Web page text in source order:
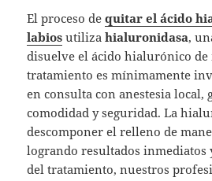
El proceso dequitar el ácido
labios utilizahialuronidasa,
disuelve el ácido hialurónico de
tratamiento es mínimamente
en consulta con anestesia local,
comodidad y seguridad. La
descomponer el relleno de
logrando resultados inmediatos
del tratamiento, nuestros